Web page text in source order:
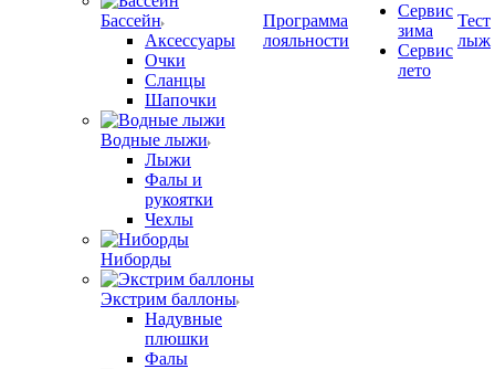
Бассейн
Аксессуары
Очки
Сланцы
Шапочки
Водные лыжи
Лыжи
Фалы и
рукоятки
Чехлы
Ниборды
Экстрим баллоны
Надувные
плюшки
Фалы
Программа
лояльности
Сервис
зима
Сервис
лето
Тест
лыж